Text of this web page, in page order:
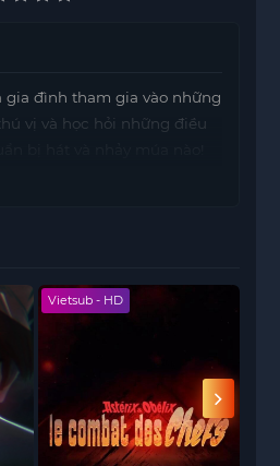
gia đình tham gia vào những
vị và học hỏi những điều
Vietsub - HD